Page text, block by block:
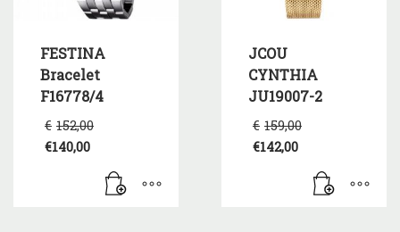
FESTINA
Bracelet
F16778/4
€ 152,00
€152,00.
€140,00
τρέχουσα
JCOU
CYNTHIA
JU19007-2
€ 159,00
€159,00.
€142,00
τρέχουσα